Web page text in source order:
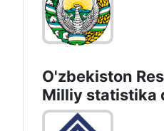
O'zbekiston
Milliy statistika